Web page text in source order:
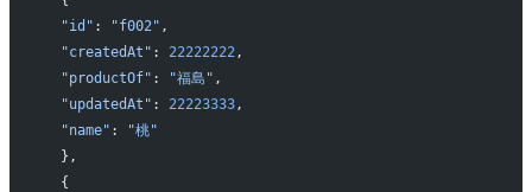
  "id"
: "f002" ,
  "createdAt"
: 22222222 ,
  "productOf"
: "福島" ,
  "updatedAt"
: 22223333,
  "name"
:
"桃"
  },
  {